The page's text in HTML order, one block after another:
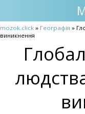
mozok.click » Географія »
виникнення